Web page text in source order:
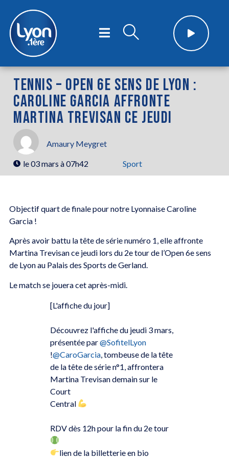
TENNIS – OPEN 6E SENS DE LYON :
CAROLINE GARCIA AFFRONTE
MARTINA TREVISAN CE JEUDI
Amaury Meygret
le03 mars à 07h42 Sport
Objectif quart de finale pour notre Lyonnaise Caroline
Garcia !
Après avoir battu la tête de série numéro 1, elle affronte
Martina Trevisan ce jeudi lors du 2e tour de l’Open 6e sens
de Lyon au Palais des Sports de Gerland.
Le match se jouera cet après-midi.
[L'affiche du jour]
Découvrez l'affiche du jeudi 3 mars,
présentée par@SofitelLyon
!@CaroGarcia, tombeuse de la tête
de la tête de série n°1, affrontera
Martina Trevisan demain sur le
Court
Central
RDV dès 12h pour la fin du 2e tour
lien de la billetterie en bio